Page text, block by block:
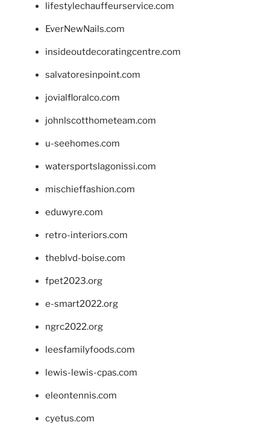
lifestylechauffeurservice.com
EverNewNails.com
insideoutdecoratingcentre.com
salvatoresinpoint.com
jovialfloralco.com
johnlscotthometeam.com
u-seehomes.com
watersportslagonissi.com
mischieffashion.com
eduwyre.com
retro-interiors.com
theblvd-boise.com
fpet2023.org
e-smart2022.org
ngrc2022.org
leesfamilyfoods.com
lewis-lewis-cpas.com
eleontennis.com
cyetus.com